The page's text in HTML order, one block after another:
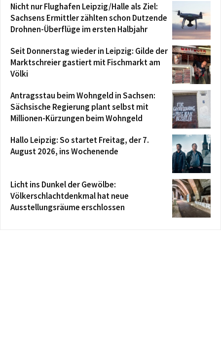
Nicht nur Flughafen Leipzig/Halle als Ziel:
Sachsens Ermittler zählten schon Dutzende
Drohnen-Überflüge im ersten Halbjahr
Seit Donnerstag wieder in Leipzig: Gilde der
Marktschreier gastiert mit Fischmarkt am
Völki
Antragsstau beim Wohngeld in Sachsen:
Sächsische Regierung plant selbst mit
Millionen-Kürzungen beim Wohngeld
Hallo Leipzig: So startet Freitag, der 7.
August 2026, ins Wochenende
Licht ins Dunkel der Gewölbe:
Völkerschlachtdenkmal hat neue
Ausstellungsräume erschlossen